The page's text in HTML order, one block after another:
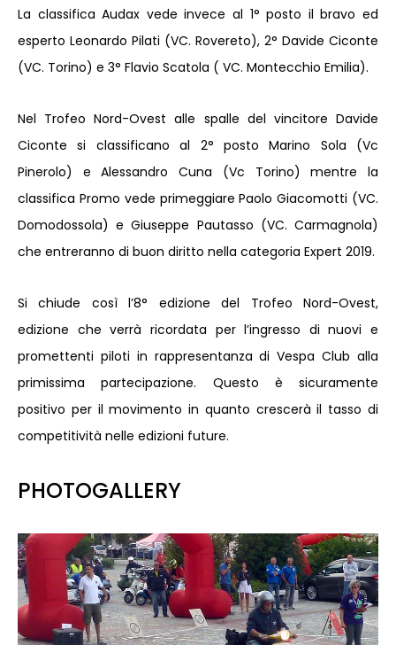
La classifica Audax vede invece al 1° posto il bravo ed
esperto Leonardo Pilati (VC. Rovereto), 2° Davide Ciconte
(VC. Torino) e 3° Flavio Scatola ( VC. Montecchio Emilia).
Nel Trofeo Nord-Ovest alle spalle del vincitore Davide
Ciconte si classificano al 2° posto Marino Sola (Vc
Pinerolo) e Alessandro Cuna (Vc Torino) mentre la
classifica Promo vede primeggiare Paolo Giacomotti (VC.
Domodossola) e Giuseppe Pautasso (VC. Carmagnola)
che entreranno di buon diritto nella categoria Expert 2019.
Si chiude così l’8° edizione del Trofeo Nord-Ovest,
edizione che verrà ricordata per l’ingresso di nuovi e
promettenti piloti in rappresentanza di Vespa Club alla
primissima partecipazione. Questo è sicuramente
positivo per il movimento in quanto crescerà il tasso di
competitività nelle edizioni future.
PHOTOGALLERY